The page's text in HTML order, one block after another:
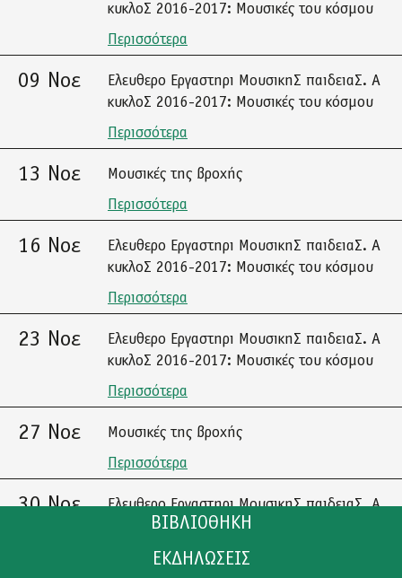
ΒΙΒΛΙΟΘΗΚΗ
ΚΑΤΑΛΟΓΟΣ
ΕΚΔΗΛΩΣΕΙΣ
κυκλοΣ 2016-2017: Μουσικές του κόσμου
Περισσότερα
09 Νοε
Ελευθερο Εργαστηρι ΜουσικηΣ παιδειαΣ. Α
κυκλοΣ 2016-2017: Μουσικές του κόσμου
Περισσότερα
13 Νοε
Μουσικές της βροχής
Περισσότερα
16 Νοε
Ελευθερο Εργαστηρι ΜουσικηΣ παιδειαΣ. Α
κυκλοΣ 2016-2017: Μουσικές του κόσμου
Περισσότερα
23 Νοε
Ελευθερο Εργαστηρι ΜουσικηΣ παιδειαΣ. Α
κυκλοΣ 2016-2017: Μουσικές του κόσμου
Περισσότερα
27 Νοε
Μουσικές της βροχής
Περισσότερα
30 Νοε
Ελευθερο Εργαστηρι ΜουσικηΣ παιδειαΣ. Α
κυκλοΣ 2016-2017: Μουσικές του κόσμου
Περισσότερα